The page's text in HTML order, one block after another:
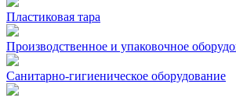
Пластиковая тара
Производственное и упаковочное
Санитарно-гигиеническое оборудование